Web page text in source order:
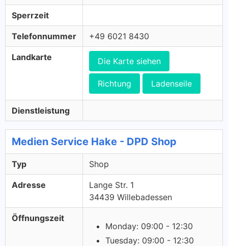
Sperrzeit
Telefonnummer +49 6021 8430
Landkarte Die Karte siehen
Richtung Ladenseile
Dienstleistung
Medien Service Hake - DPD Shop
Typ Shop
Adresse
Lange Str. 1
34439 Willebadessen
Öffnungszeit
Monday: 09:00 - 12:30
Tuesday: 09:00 - 12:30